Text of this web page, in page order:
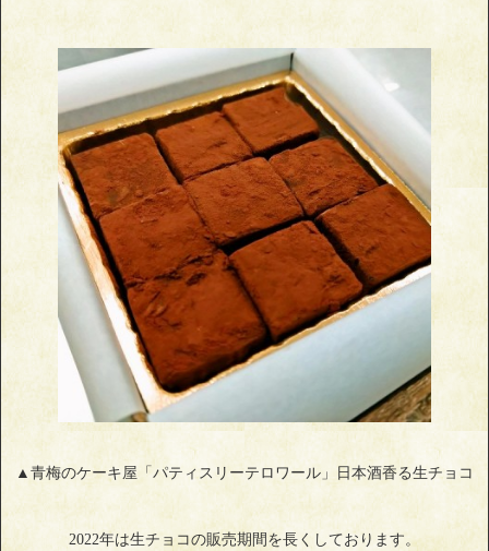
▲青梅のケーキ屋「パティスリーテロワール」日本酒香る生チョコ
2022年は生チョコの販売期間を長くしております。